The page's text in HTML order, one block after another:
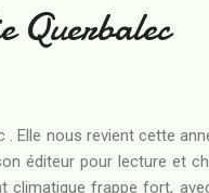
Querbalec
Elle nous revient cette
éditeur pour lecture et
climatique frappe fort,